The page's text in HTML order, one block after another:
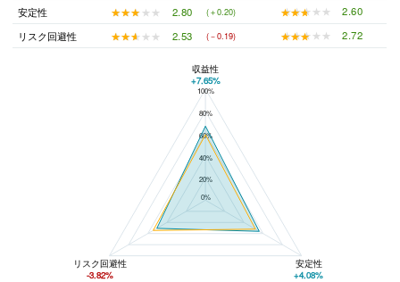
安定性
★★★★★
★★★★★ 2.80 (＋0.20) ★★★★★
★★★★★
2.60
リスク回避性
★★★★★
★★★★★ 2.53 (－0.19) ★★★★★
★★★★★ 2.72
サンウイング荻野と武蔵小山駅の平均値の総合評価の比較
100%
80%
60%
40%
20%
0%
収益性
+7.65%
リスク回避性
-3.82%
安定性
+4.08%